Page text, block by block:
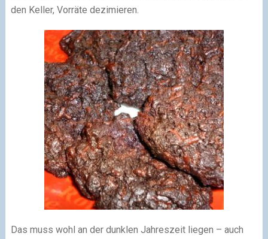
den Keller, Vorräte dezimieren.
Das muss wohl an der dunklen Jahreszeit liegen – auch